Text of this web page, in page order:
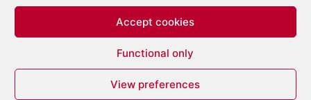
Accept cookies
Functional only
View preferences
Acest site folosește Akismet pentru a reduce
Află cum sunt procesate datele
comentariilor tale